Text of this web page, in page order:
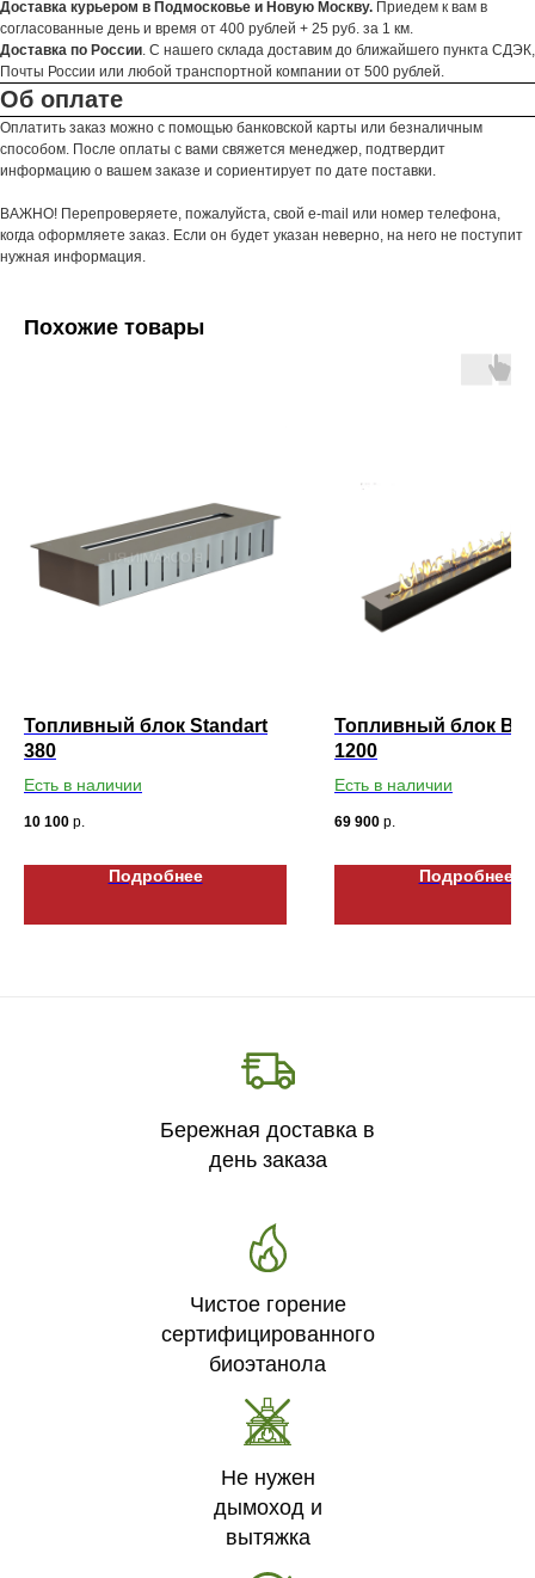
Доставка курьером в Подмосковье и Новую Москву. Приедем к вам в
согласованные день и время от 400 рублей + 25 руб. за 1 км.
Доставка по России . С нашего склада доставим до ближайшего пункта СДЭК,
Почты России или любой транспортной компании от 500 рублей.
Об оплате
Оплатить заказ можно с помощью банковской карты или безналичным
способом. После оплаты с вами свяжется менеджер, подтвердит
информацию о вашем заказе и сориентирует по дате поставки.
ВАЖНО! Перепроверяете, пожалуйста, свой e-mail или номер телефона,
когда оформляете заказ. Если он будет указан неверно, на него не поступит
нужная информация.
Похожие товары
Топливный блок Standart
380
Есть в наличии
10 100 р.
Подробнее
Топливный блок
1200
Есть в наличии
69 900 р.
Подробнее
Бережная доставка в
день заказа
Чистое горение
сертифицированного
биоэтанола
Не нужен
дымоход и
вытяжка